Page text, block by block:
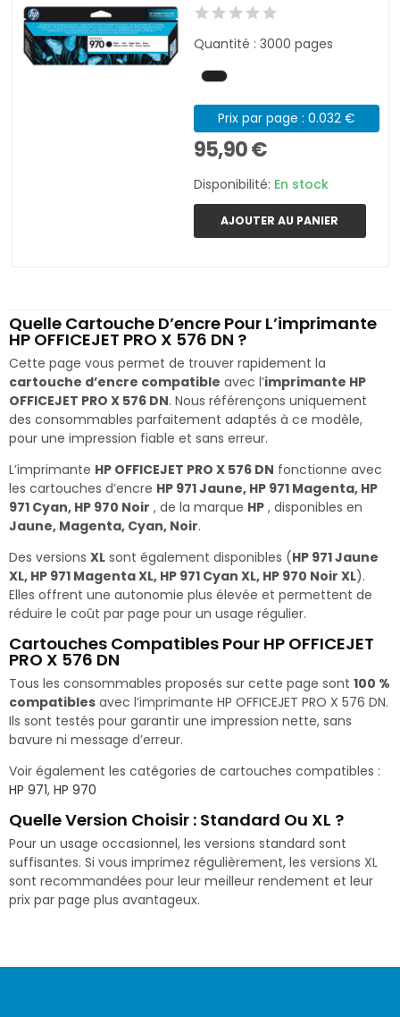
Quantité : 3000 pages
Prix par page : 0.032 €
95,90 €
Disponibilité: En stock
AJOUTER AU PANIER
Quelle Cartouche D’encre Pour L’imprimante
HP OFFICEJET PRO X 576 DN ?
Cette page vous permet de trouver rapidement la
cartouche d’encre compatible avec l’imprimante HP
OFFICEJET PRO X 576 DN. Nous référençons uniquement
des consommables parfaitement adaptés à ce modèle,
pour une impression fiable et sans erreur.
L’imprimante HP OFFICEJET PRO X 576 DN fonctionne avec
les cartouches d’encre HP 971 Jaune, HP 971 Magenta, HP
971 Cyan, HP 970 Noir , de la marque HP , disponibles en
Jaune, Magenta, Cyan, Noir.
Des versions XL sont également disponibles (HP 971 Jaune
XL, HP 971 Magenta XL, HP 971 Cyan XL, HP 970 Noir XL).
Elles offrent une autonomie plus élevée et permettent de
réduire le coût par page pour un usage régulier.
Cartouches Compatibles Pour HP OFFICEJET
PRO X 576 DN
Tous les consommables proposés sur cette page sont 100 %
compatibles avec l’imprimante HP OFFICEJET PRO X 576 DN.
Ils sont testés pour garantir une impression nette, sans
bavure ni message d’erreur.
Voir également les catégories de cartouches compatibles :
HP 971, HP 970
Quelle Version Choisir : Standard Ou XL ?
Pour un usage occasionnel, les versions standard sont
suffisantes. Si vous imprimez régulièrement, les versions XL
sont recommandées pour leur meilleur rendement et leur
prix par page plus avantageux.